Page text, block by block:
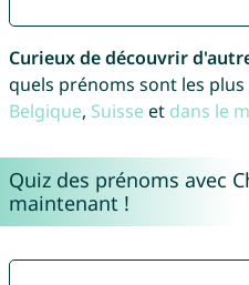
Curieux de découvrir
quels prénoms sont les
Belgique, Suisse et dans le
Quiz des prénoms avec
maintenant !